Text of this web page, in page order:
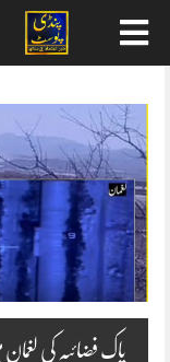
content
پاک فضائیہ کی لغمان